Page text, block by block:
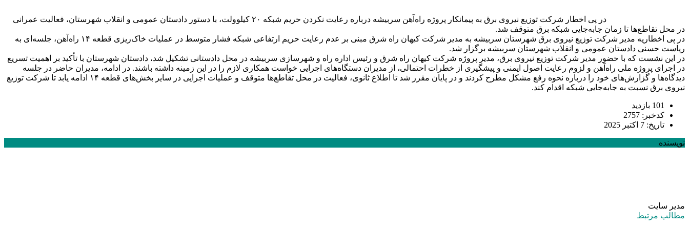
در پی اخطار شرکت توزیع نیروی برق به پیمانکار پروژه راه‌آهن سربیشه درباره رعایت نکردن حریم شبکه ۲۰ کیلوولت، با دستور دادستان عمومی و انقلاب شهرستان، فعالیت عمرانی
در محل تقاطع‌ها تا زمان جابه‌جایی شبکه برق متوقف شد.
در پی اخطاریه مدیر شرکت توزیع نیروی برق شهرستان سربیشه به مدیر شرکت کیهان راه شرق مبنی بر عدم رعایت حریم ارتفاعی شبکه فشار متوسط در عملیات خاک‌ریزی قطعه ۱۴ راه‌آهن، جلسه‌ای به
ریاست حسنی دادستان عمومی و انقلاب شهرستان سربیشه برگزار شد.
در این نشست که با حضور مدیر شرکت توزیع نیروی برق، مدیر پروژه شرکت کیهان راه شرق و رئیس اداره راه و شهرسازی سربیشه در محل دادستانی تشکیل شد، دادستان شهرستان با تأکید بر اهمیت تسریع
در اجرای پروژه ملی راه‌آهن و لزوم رعایت اصول ایمنی و پیشگیری از خطرات احتمالی، از مدیران دستگاه‌های اجرایی خواست همکاری لازم را در این زمینه داشته باشند. در ادامه، مدیران حاضر در جلسه
دیدگاه‌ها و گزارش‌های خود را درباره نحوه رفع مشکل مطرح کردند و در پایان مقرر شد تا اطلاع ثانوی، فعالیت در محل تقاطع‌ها متوقف و عملیات اجرایی در سایر بخش‌های قطعه ۱۴ ادامه یابد تا شرکت توزیع
نیروی برق نسبت به جابه‌جایی شبکه اقدام کند.
101 بازدید
کدخبر: 2757
تاریخ: 7 اکتبر 2025
نویسنده
مدیر سایت
مطالب مرتبط